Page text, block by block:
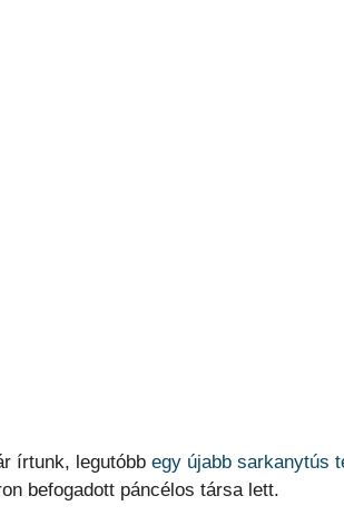
írtunk, legutóbb egy újabb sarkanytús
befogadott páncélos társa lett.